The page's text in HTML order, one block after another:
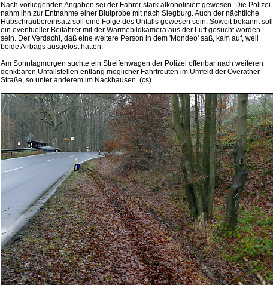
Nach vorliegenden Angaben sei der Fahrer stark alkoholisiert gewesen. Die Polizei
nahm ihn zur Entnahme einer Blutprobe mit nach Siegburg. Auch der nächtliche
Hubschraubereinsatz soll eine Folge des Unfalls gewesen sein. Soweit bekannt soll
ein eventueller Beifahrer mit der Wärmebildkamera aus der Luft gesucht worden
sein. Der Verdacht, daß eine weitere Person in dem 'Mondeo' saß, kam auf, weil
beide Airbags ausgelöst hatten.
Am Sonntagmorgen suchte ein Streifenwagen der Polizei offenbar nach weiteren
denkbaren Unfallstellen entlang möglicher Fahrtrouten im Umfeld der Overather
Straße, so unter anderem im Nackhausen. (cs)